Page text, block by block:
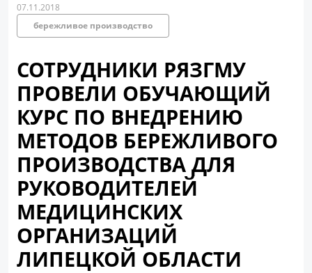
07.11.2018
бережливое производство
СОТРУДНИКИ РЯЗГМУ
ПРОВЕЛИ ОБУЧАЮЩИЙ
КУРС ПО ВНЕДРЕНИЮ
МЕТОДОВ БЕРЕЖЛИВОГО
ПРОИЗВОДСТВА ДЛЯ
РУКОВОДИТЕЛЕЙ
МЕДИЦИНСКИХ
ОРГАНИЗАЦИЙ
ЛИПЕЦКОЙ ОБЛАСТИ